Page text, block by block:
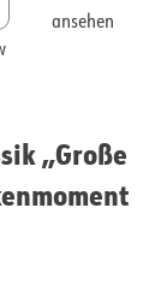
ansehen
„Große